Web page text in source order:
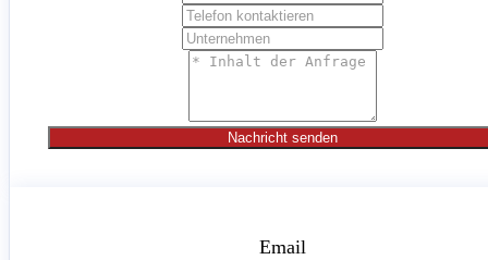
Nachricht senden
Email